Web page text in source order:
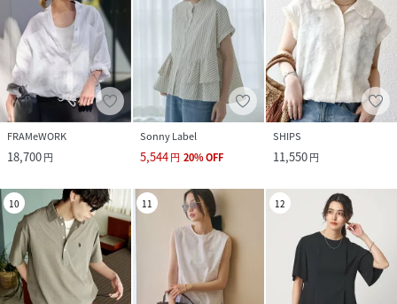
FRAMeWORK
18,700円
Sonny Label
5,544円 20%OFF
SHIPS
11,550円
10 11 12